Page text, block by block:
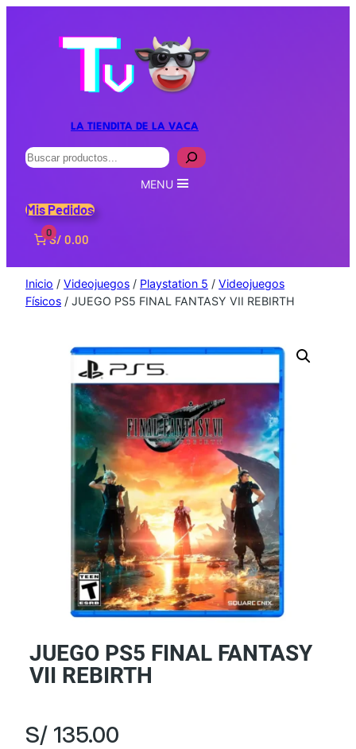
LA TIENDITA DE LA VACA
Buscar
MENU
Mis Pedidos
0
S/ 0.00
Inicio / Videojuegos / Playstation 5 / Videojuegos
Físicos / JUEGO PS5 FINAL FANTASY VII REBIRTH
JUEGO PS5 FINAL FANTASY
VII REBIRTH
S/ 135.00